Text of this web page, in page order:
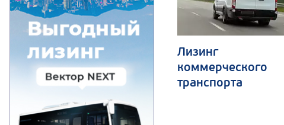
Лизинг
коммерческого
транспорта